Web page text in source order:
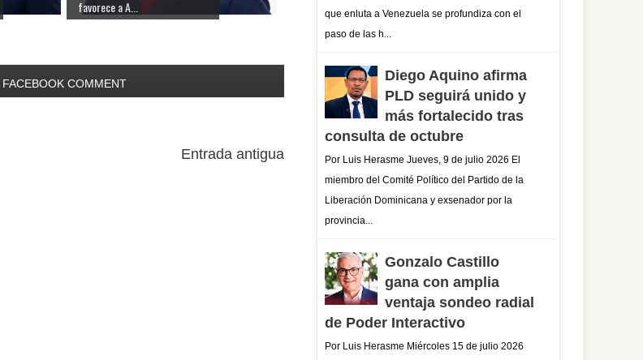
favorece a A...
FACEBOOK COMMENT
Entrada antigua
que enluta a Venezuela se profundiza con el
paso de las h...
Diego Aquino afirma
PLD seguirá unido y
más fortalecido tras
consulta de octubre
Por Luis Herasme Jueves, 9 de julio 2026 El
miembro del Comité Político del Partido de la
Liberación Dominicana y exsenador por la
provincia...
Gonzalo Castillo
gana con amplia
ventaja sondeo radial
de Poder Interactivo
Por Luis Herasme Miércoles 15 de julio 2026